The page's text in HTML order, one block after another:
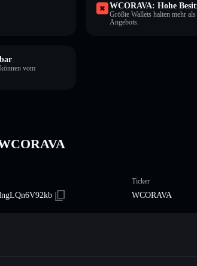
WCORAVA: Hohe
Größte Wallets halten mehr
Angebots.
vom
Ticker
WCORAVA